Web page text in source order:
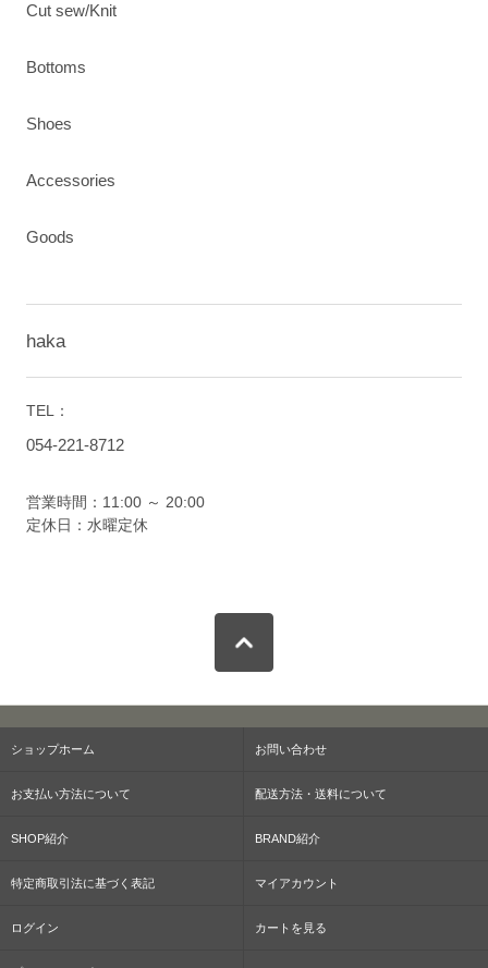
Cut sew/Knit
Bottoms
Shoes
Accessories
Goods
haka
TEL：
054-221-8712
営業時間：11:00 ～ 20:00
定休日：水曜定休
ショップホーム お問い合わせ
お支払い方法について 配送方法・送料について
SHOP紹介 BRAND紹介
特定商取引法に基づく表記 マイアカウント
ログイン カートを見る